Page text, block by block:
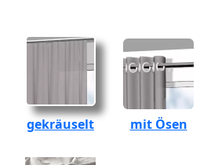
gekräuselt mit Ösen